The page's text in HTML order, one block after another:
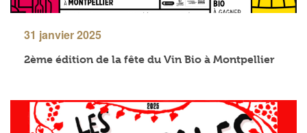
31 janvier 2025
2ème édition de la fête du Vin Bio à Montpellier